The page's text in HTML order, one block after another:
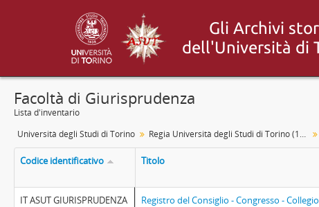
Facoltà di Giurisprudenza
Lista d'inventario
Università degli Studi di Torino Regia Università degli Studi di Torino (1693-1946)
Codice identificativo Titolo
IT ASUT GIURISPRUDENZA
Registro del Consiglio - Congresso - Collegio